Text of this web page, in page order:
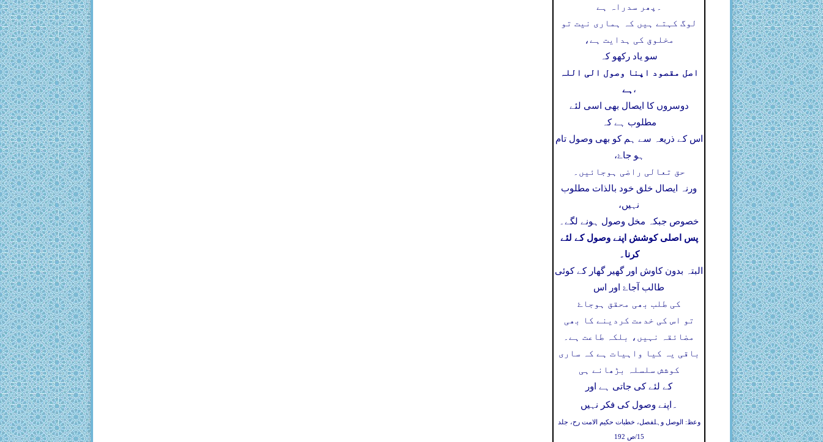
پھر سدراہ ہے ۔
لوگ کہتے ہیں کہ ہماری نیت تو
مخلوق کی ہدایت ہے،
سو یاد رکھو کہ
اصل مقصود اپنا وصول الی اللہ
ہے ،
دوسروں کا ایصال بھی اسی لئے
مطلوب ہے کہ
اس کے ذریعہ سے ہم کو بھی وصول تام
ہو جاۓ،
حق تعالی راضی ہوجائیں۔
ورنہ ایصال خلق خود بالذات مطلوب
نہیں،
خصوص جبکہ مخل وصول ہونے لگے۔
پس اصلی کوشش اپنے وصول کے لئے
کرنا۔
البتہ بدون کاوش اور گھیر گھار کے کوئی
طالب آجاۓ اور اس
کی طلب بھی محقق ہوجاۓ
تو اس کی خدمت کردینے کا بھی
مضائقہ نہیں، بلکہ طاعت ہے۔
باقی یہ کیا واہیات ہے کہ ساری
کوشش سلسلہ بڑھانے ہی
کے لئے کی جاتی ہے اور
اپنے وصول کی فکر نہیں ۔
وعظ: الوصل وہلفصل، خطبات حکیم الامت رح، جلد
15/ص 192